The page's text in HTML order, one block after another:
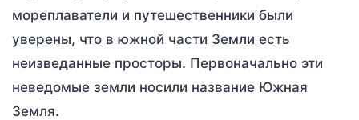
мореплаватели и путешественники были
уверены, что в южной части Земли есть
неизведанные просторы. Первоначально эти
неведомые земли носили название Южная
Земля.